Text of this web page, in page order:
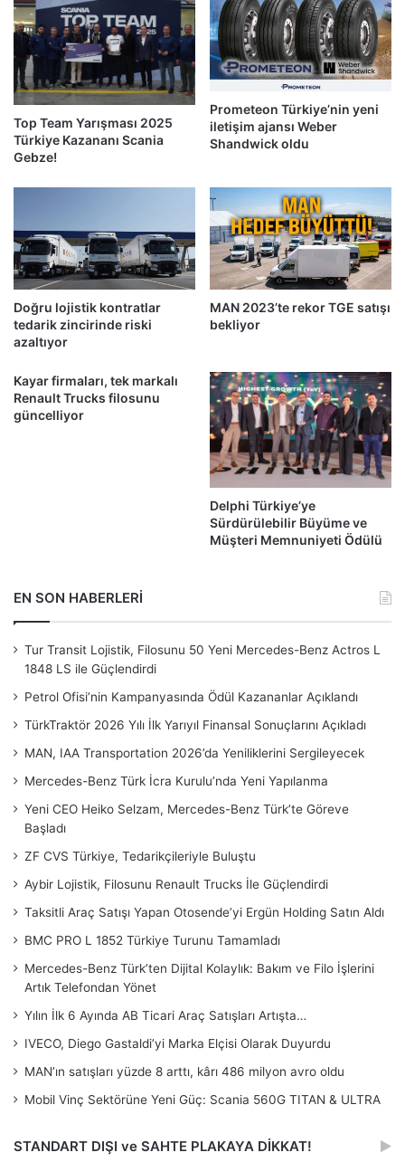
Top Team Yarışması 2025
Türkiye Kazananı Scania
Gebze!
Prometeon Türkiye’nin yeni
iletişim ajansı Weber
Shandwick oldu
Doğru lojistik kontratlar
tedarik zincirinde riski
azaltıyor
MAN 2023’te rekor TGE satışı
bekliyor
Kayar firmaları, tek markalı
Renault Trucks filosunu
güncelliyor
Delphi Türkiye’ye
Sürdürülebilir Büyüme ve
Müşteri Memnuniyeti Ödülü
EN SON HABERLERİ
Tur Transit Lojistik, Filosunu 50 Yeni Mercedes-Benz Actros L
1848 LS ile Güçlendirdi
Petrol Ofisi’nin Kampanyasında Ödül Kazananlar Açıklandı
TürkTraktör 2026 Yılı İlk Yarıyıl Finansal Sonuçlarını Açıkladı
MAN, IAA Transportation 2026’da Yeniliklerini Sergileyecek
Mercedes-Benz Türk İcra Kurulu’nda Yeni Yapılanma
Yeni CEO Heiko Selzam, Mercedes-Benz Türk’te Göreve
Başladı
ZF CVS Türkiye, Tedarikçileriyle Buluştu
Aybir Lojistik, Filosunu Renault Trucks İle Güçlendirdi
Taksitli Araç Satışı Yapan Otosende’yi Ergün Holding Satın Aldı
BMC PRO L 1852 Türkiye Turunu Tamamladı
Mercedes-Benz Türk’ten Dijital Kolaylık: Bakım ve Filo İşlerini
Artık Telefondan Yönet
Yılın İlk 6 Ayında AB Ticari Araç Satışları Artışta…
IVECO, Diego Gastaldi’yi Marka Elçisi Olarak Duyurdu
MAN’ın satışları yüzde 8 arttı, kârı 486 milyon avro oldu
Mobil Vinç Sektörüne Yeni Güç: Scania 560G TITAN & ULTRA
STANDART DIŞI ve SAHTE PLAKAYA DİKKAT!